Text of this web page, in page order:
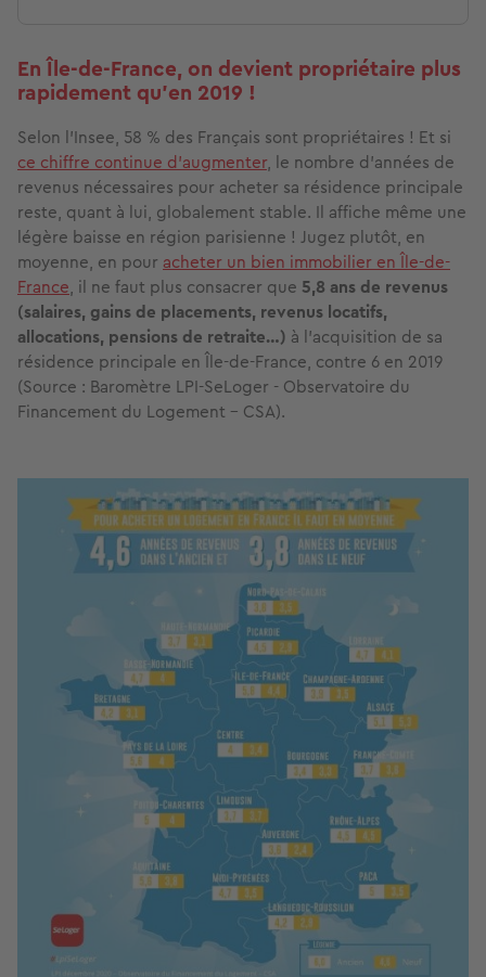
En Île-de-France, on devient propriétaire plus
rapidement qu'en 2019 !
Selon l'Insee, 58 % des Français sont propriétaires ! Et si
ce chiffre continue d'augmenter, le nombre d’années de
revenus nécessaires pour acheter sa résidence principale
reste, quant à lui, globalement stable. Il affiche même une
légère baisse en région parisienne ! Jugez plutôt, en
moyenne, en pour acheter un bien immobilier en Île-de-
France, il ne faut plus consacrer que 5,8 ans de revenus
(salaires, gains de placements, revenus locatifs,
allocations, pensions de retraite…) à l'acquisition de sa
résidence principale en Île-de-France, contre 6 en 2019
(Source : Baromètre LPI-SeLoger - Observatoire du
Financement du Logement - CSA).